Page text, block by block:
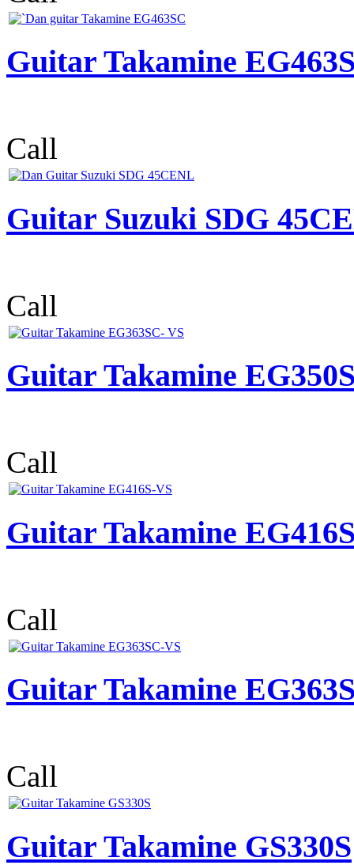
Guitar Takamine
Call
Guitar Suzuki SDG
Call
Guitar Takamine
Call
Guitar Takamine
Call
Guitar Takamine
Call
Guitar Takamine GS330S